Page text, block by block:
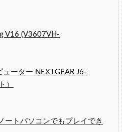
V16 (V3607VH-
ーター NEXTGEAR J6-
）
ートパソコンでもプレイでき